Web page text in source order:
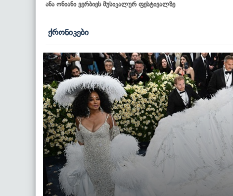
ანა ონიანი ვერბიეს მუსიკალურ ფესტივალზე
ქრონიკები